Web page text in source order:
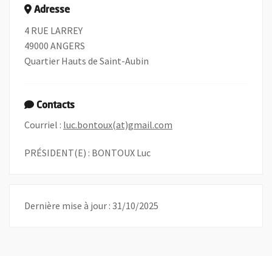
Adresse
4 RUE LARREY
49000 ANGERS
Quartier Hauts de Saint-Aubin
Contacts
Courriel : luc.bontoux(at)gmail.com
PRÉSIDENT(E) : BONTOUX Luc
Dernière mise à jour : 31/10/2025